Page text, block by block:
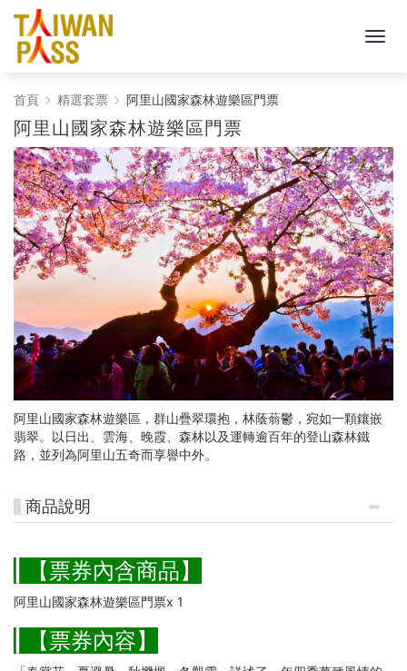
Taiwan
PASS
首頁 精選套票 阿里山國家森林遊樂區門票
阿里山國家森林遊樂區門票
阿里山國家森林遊樂區，群山疊翠環抱，林蔭蓊鬱，宛如一顆鑲嵌
翡翠。以日出、雲海、晚霞、森林以及運轉逾百年的登山森林鐵
路，並列為阿里山五奇而享譽中外。
商品說明
| 【票券內含商品】
阿里山國家森林遊樂區門票x 1
| 【票券內容】